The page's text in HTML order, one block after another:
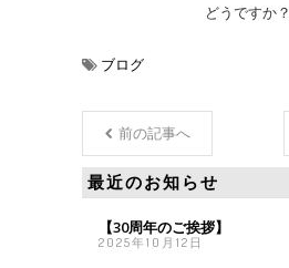
どうですか？
ブログ
前の記事へ
最近のお知らせ
【30周年のご挨拶】
2025年10月12日